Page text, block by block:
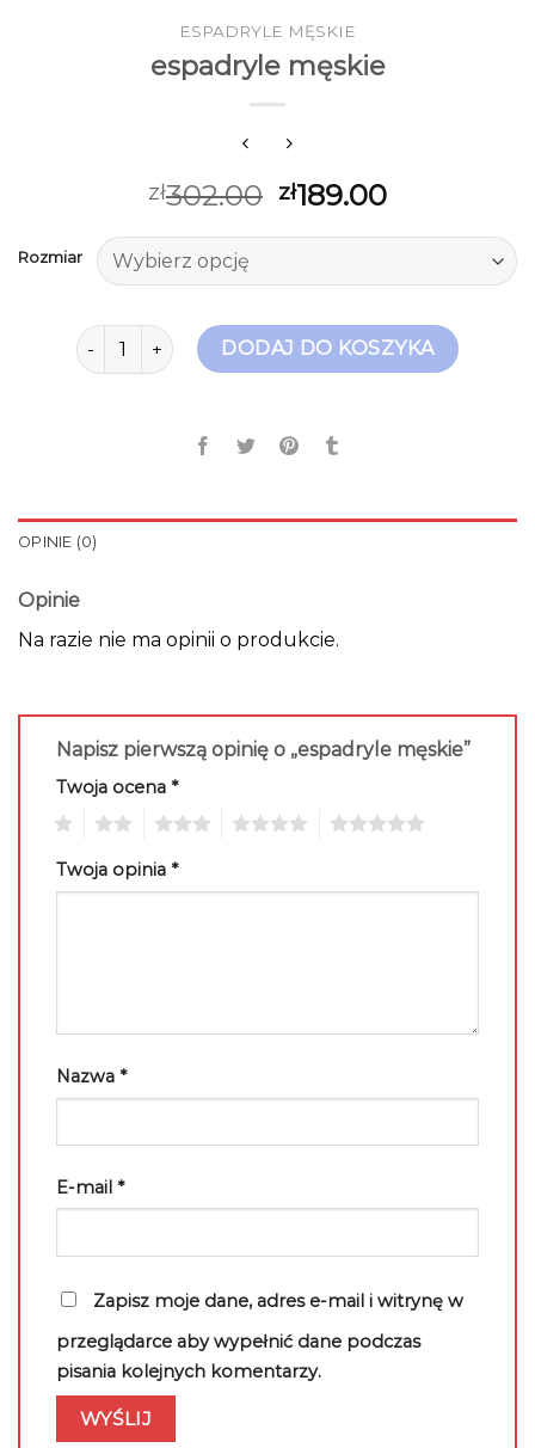
ESPADRYLE MĘSKIE
espadryle męskie
zł302.00 zł189.00
Rozmiar
ilość espadryle męskieDODAJ DO KOSZYKA
OPINIE (0)
Opinie
Na razie nie ma opinii o produkcie.
Napisz pierwszą opinię o „espadryle męskie”
Twoja ocena *
Twoja opinia *
Nazwa *
E-mail *
Zapisz moje dane, adres e-mail i witrynę w
przeglądarce aby wypełnić dane podczas
pisania kolejnych komentarzy.